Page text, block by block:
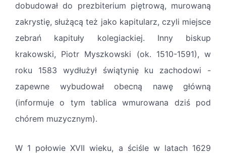
dobudował do prezbiterium piętrową, murowaną
zakrystię, służącą też jako kapitularz, czyli miejsce
zebrań kapituły kolegiackiej. Inny biskup
krakowski, Piotr Myszkowski (ok. 1510-1591), w
roku 1583 wydłużył świątynię ku zachodowi -
zapewne wybudował obecną nawę główną
(informuje o tym tablica wmurowana dziś pod
chórem muzycznym).
W 1 połowie XVII wieku, a ściśle w latach 1629